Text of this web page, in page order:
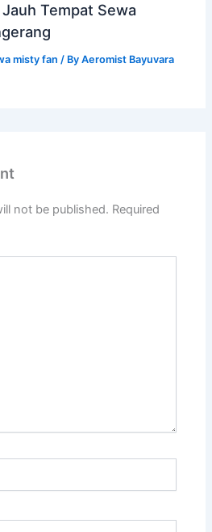
Tempat Sewa
misty fan / ByAeromist Bayuvara
not be published. Required